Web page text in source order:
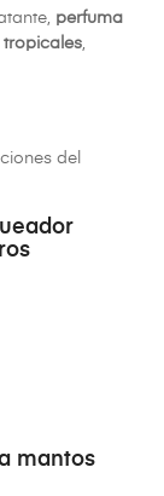
perfuma
tropicales,
del
mantos